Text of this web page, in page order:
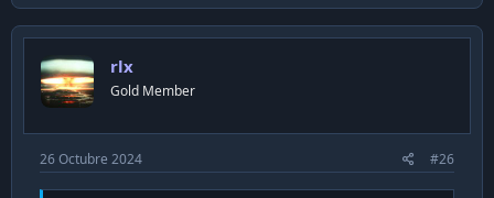
c
t
o
n
s
rlx
Gold Member
26 Octubre 2024 #26